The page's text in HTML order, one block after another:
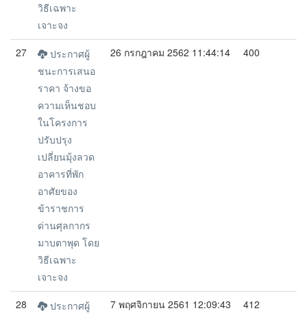
วิธีเฉพาะ
เจาะจง
27
ประกาศผู้
ชนะการเสนอ
ราคา จ้างขอ
ความเห็นชอบ
ในโครงการ
ปรับปรุง
เปลี่ยนมุ้งลวด
อาคารที่พัก
อาศัยของ
ข้าราชการ
ด่านศุลกากร
มาบตาพุด โดย
วิธีเฉพาะ
เจาะจง
26 กรกฎาคม 2562 11:44:14 400
28
ประกาศผู้
7 พฤศจิกายน 2561 12:09:43 412